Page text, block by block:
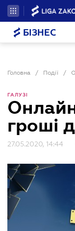
БІЗНЕС
Головна / Події /
ГАЛУЗІ
гроші
27.05.2020, 14:44